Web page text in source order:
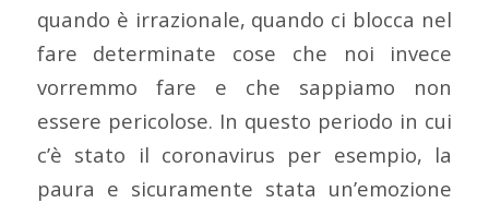
quando è irrazionale, quando ci blocca nel
fare determinate cose che noi invece
vorremmo fare e che sappiamo non
essere pericolose. In questo periodo in cui
c’è stato il coronavirus per esempio, la
paura e sicuramente stata un’emozione